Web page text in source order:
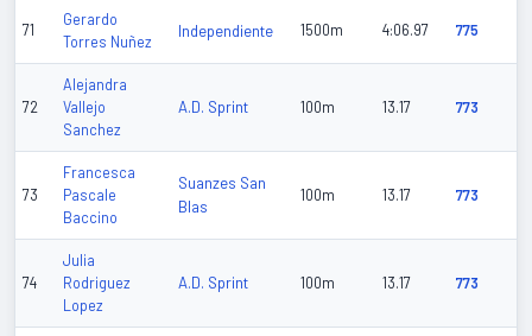
71
Gerardo
Torres Nuñez
Independiente 1500m 4:06.97 775
72
Alejandra
Vallejo
Sanchez
A.D. Sprint 100m 13.17 773
73
Francesca
Pascale
Baccino
Suanzes San
Blas
100m 13.17 773
74
Julia
Rodriguez
Lopez
A.D. Sprint 100m 13.17 773